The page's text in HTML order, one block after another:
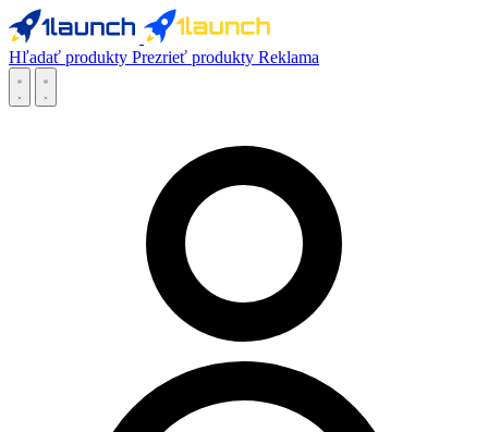
Hľadať produkty Prezrieť produkty Reklama